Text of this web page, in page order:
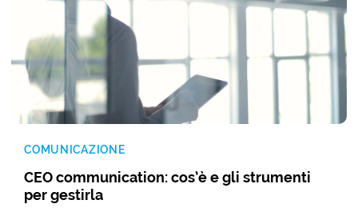
COMUNICAZIONE
CEO communication: cos’è e gli strumenti
per gestirla